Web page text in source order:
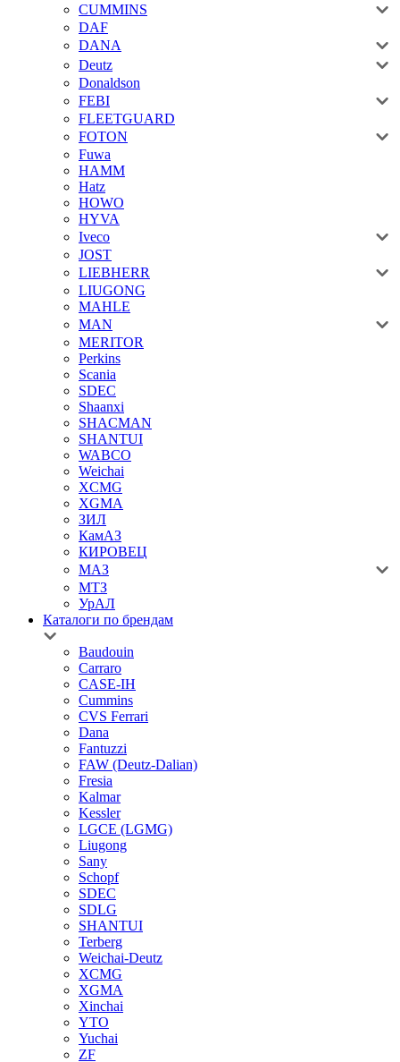
CUMMINS
DAF
DANA
Deutz
Donaldson
FEBI
FLEETGUARD
FOTON
Fuwa
HAMM
Hatz
HOWO
HYVA
Iveco
JOST
LIEBHERR
LIUGONG
MAHLE
MAN
MERITOR
Perkins
Scania
SDEC
Shaanxi
SHACMAN
SHANTUI
WABCO
Weichai
XCMG
XGMA
ЗИЛ
КамАЗ
КИРОВЕЦ
МАЗ
МТЗ
УрАЛ
Каталоги по брендам
Baudouin
Carraro
CASE-IH
Cummins
CVS Ferrari
Dana
Fantuzzi
FAW (Deutz-Dalian)
Fresia
Kalmar
Kessler
LGCE (LGMG)
Liugong
Sany
Schopf
SDEC
SDLG
SHANTUI
Terberg
Weichai-Deutz
XCMG
XGMA
Xinchai
YTO
Yuchai
ZF